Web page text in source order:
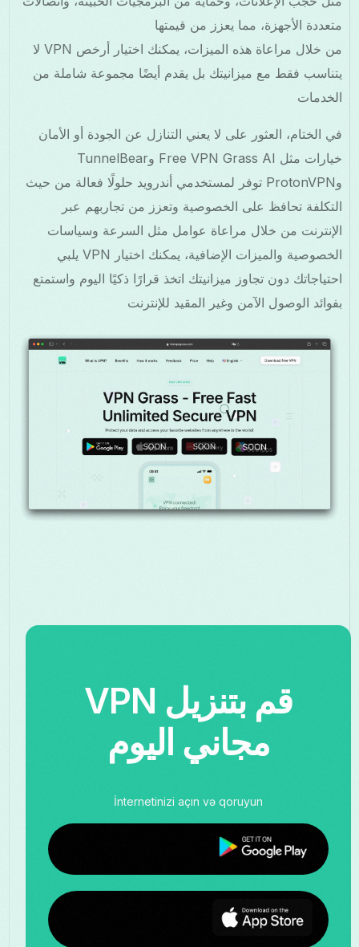
متعددة الأجهزة، مما يعزز من قيمتها
من خلال مراعاة هذه الميزات، يمكنك اختيار أرخص VPN لا
يتناسب فقط مع ميزانيتك بل يقدم أيضًا مجموعة شاملة من
الخدمات
في الختام، العثور على لا يعني التنازل عن الجودة أو الأمان
خيارات مثل Free VPN Grass AI وTunnelBear
وProtonVPN توفر لمستخدمي أندرويد حلولًا فعالة من حيث
التكلفة تحافظ على الخصوصية وتعزز من تجاربهم عبر
الإنترنت من خلال مراعاة عوامل مثل السرعة وسياسات
الخصوصية والميزات الإضافية، يمكنك اختيار VPN يلبي
احتياجاتك دون تجاوز ميزانيتك اتخذ قرارًا ذكيًا اليوم واستمتع
بفوائد الوصول الآمن وغير المقيد للإنترنت
قم بتنزيل VPN
مجاني اليوم
İnternetinizi açın və qoruyun